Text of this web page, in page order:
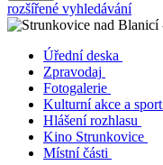
rozšířené vyhledávání
Úřední deska
Zpravodaj
Fotogalerie
Kulturní akce a sport
Hlášení rozhlasu
Kino Strunkovice
Místní části